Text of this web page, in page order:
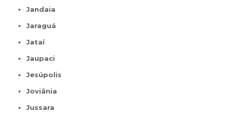
Jandaia
Jaraguá
Jataí
Jaupaci
Jesúpolis
Joviânia
Jussara